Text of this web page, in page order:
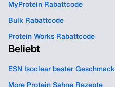
MyProtein Rabattcode
Bulk Rabattcode
Protein Works Rabattcode
Beliebt
ESN Isoclear bester Geschmack
More Protein Sahne Rezepte